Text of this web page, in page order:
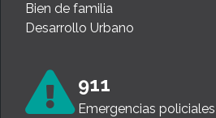
Bien de familia
Desarrollo Urbano
911
Emergencias policiales